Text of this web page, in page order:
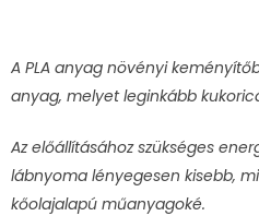
A PLA anyag növényi
anyag, melyet leginkább
Az előállításához szükséges
lábnyoma lényegesen kisebb,
kőolajalapú műanyagoké.